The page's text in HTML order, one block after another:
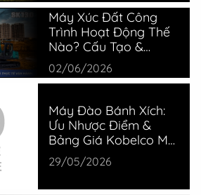
Máy Xúc Đất Công
Trình Hoạt Động Thế
Nào? Cấu Tạo &
Nguyên Lý
02/06/2026
Máy Đào Bánh Xích:
Ưu Nhược Điểm &
Bảng Giá Kobelco Mới
Nhất
29/05/2026